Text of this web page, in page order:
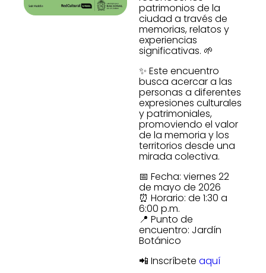
patrimonios de la
ciudad a través de
memorias, relatos y
experiencias
significativas. 🌱
✨ Este encuentro
busca acercar a las
personas a diferentes
expresiones culturales
y patrimoniales,
promoviendo el valor
de la memoria y los
territorios desde una
mirada colectiva.
📅 Fecha: viernes 22
de mayo de 2026
⏰ Horario: de 1:30 a
6:00 p.m.
📍 Punto de
encuentro: Jardín
Botánico
📲 Inscríbete aquí